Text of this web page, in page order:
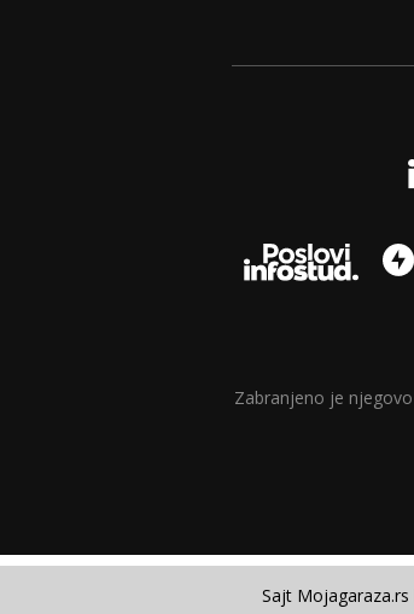
Zabranjeno je
Sajt